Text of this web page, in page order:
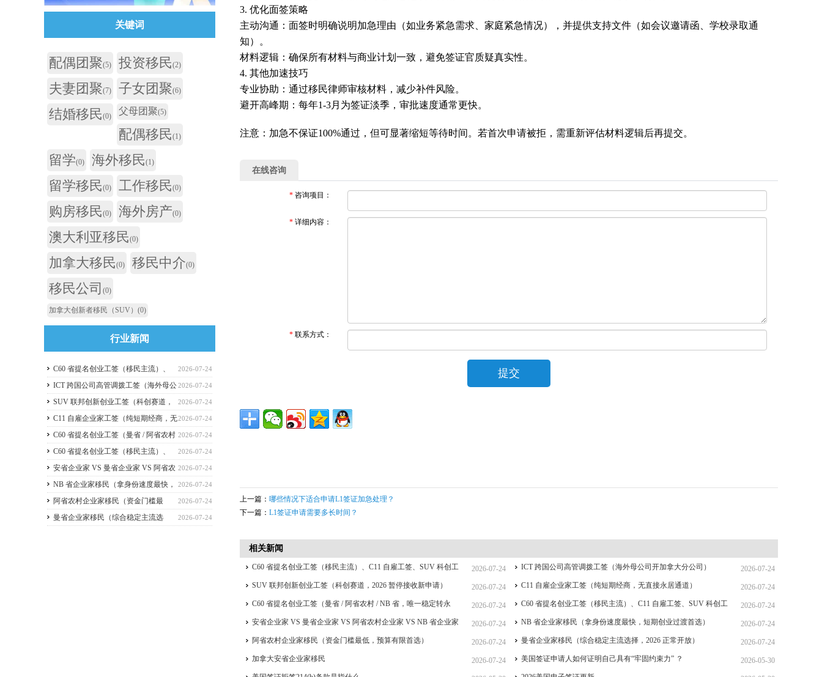
3. 优化面签策略‌
主动沟通‌：面签时明确说明加急理由（如业务紧急需求、家庭紧急情况），并提供支持文件（如会议邀请函、学校录取通
知）‌。
材料逻辑‌：确保所有材料与商业计划一致，避免签证官质疑真实性‌。
4. 其他加速技巧‌
专业协助‌：通过移民律师审核材料，减少补件风险‌。
避开高峰期‌：每年1-3月为签证淡季，审批速度通常更快‌。
注意‌：加急不保证100%通过，但可显著缩短等待时间。若首次申请被拒，需重新评估材料逻辑后再提交‌。
在线咨询
* 咨询项目：
* 详细内容：
* 联系方式：
上一篇：哪些情况下适合申请L1签证加急处理？
下一篇：L1签证申请需要多长时间？
相关新闻
2026-07-24
C60 省提名创业工签（移民主流）、C11 自雇工签、SUV 科创工
签、ICT 跨国高管工签比较
2026-07-24
ICT 跨国公司高管调拨工签（海外母公司开加拿大分公司）
2026-07-24
SUV 联邦创新创业工签（科创赛道，2026 暂停接收新申请） 2026-07-24
C11 自雇企业家工签（纯短期经商，无直接永居通道）
2026-07-24
C60 省提名创业工签（曼省 / 阿省农村 / NB 省，唯一稳定转永
居，重点）
2026-07-24
C60 省提名创业工签（移民主流）、C11 自雇工签、SUV 科创工
签、ICT 跨国高管工签
2026-07-24
安省企业家 VS 曼省企业家 VS 阿省农村企业家 VS NB 省企业家
四合一详细对比（2026 年 7 月最新官方政策）
2026-07-24
NB 省企业家移民（拿身份速度最快，短期创业过渡首选）
2026-07-24
阿省农村企业家移民（资金门槛最低，预算有限首选） 2026-07-24
曼省企业家移民（综合稳定主流选择，2026 正常开放）
2026-07-24
加拿大安省企业家移民 2026-05-30
美国签证申请人如何证明自己具有“牢固约束力” ？
关键词
配偶团聚(5) 投资移民(2)
夫妻团聚(7) 子女团聚(6)
结婚移民(0) 父母团聚(5)
配偶移民(1)
留学(0) 海外移民(1)
留学移民(0) 工作移民(0)
购房移民(0) 海外房产(0)
澳大利亚移民(0)
加拿大移民(0) 移民中介(0)
移民公司 (0)
加拿大创新者移民（SUV） (0)
行业新闻
2026-07-24
C60 省提名创业工签（移民主流）、
C11 自雇工签、SUV 科创工签、ICT 跨国高管工
签比较
2026-07-24
ICT 跨国公司高管调拨工签（海外母公
司开加拿大分公司）
2026-07-24
SUV 联邦创新创业工签（科创赛道，
2026 暂停接收新申请）
2026-07-24
C11 自雇企业家工签（纯短期经商，无
直接永居通道）
2026-07-24
C60 省提名创业工签（曼省 / 阿省农村
/ NB 省，唯一稳定转永居，重点）
2026-07-24
C60 省提名创业工签（移民主流）、
C11 自雇工签、SUV 科创工签、ICT 跨国高管工
签
2026-07-24
安省企业家 VS 曼省企业家 VS 阿省农
村企业家 VS NB 省企业家 四合一详细对比
（2026 年 7 月最新官方政策）
2026-07-24
NB 省企业家移民（拿身份速度最快，
短期创业过渡首选）
2026-07-24
阿省农村企业家移民（资金门槛最
低，预算有限首选）
2026-07-24
曼省企业家移民（综合稳定主流选